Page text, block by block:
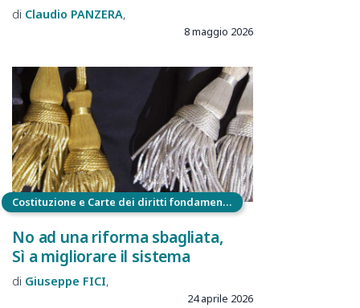
Claudio PANZERA
8 maggio 2026
Costituzione e Carte dei diritti fondamentali
No ad una riforma sbagliata,
Sì a migliorare il sistema
Giuseppe FICI
24 aprile 2026